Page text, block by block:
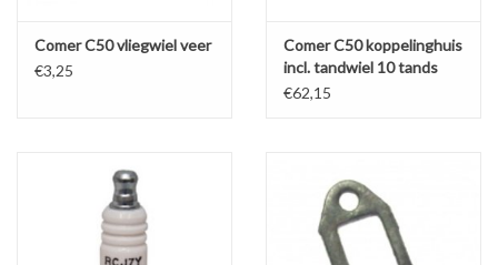
Comer C50 vliegwiel veer
€3,25
Comer C50 koppelinghuis
incl. tandwiel 10 tands
voortandwiel
€62,15